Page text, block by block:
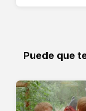
Puede que